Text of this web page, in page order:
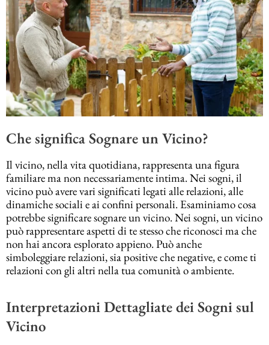
Che significa Sognare un Vicino?
Il vicino, nella vita quotidiana, rappresenta una figura
familiare ma non necessariamente intima. Nei sogni, il
vicino può avere vari significati legati alle relazioni, alle
dinamiche sociali e ai confini personali. Esaminiamo cosa
potrebbe significare sognare un vicino. Nei sogni, un vicino
può rappresentare aspetti di te stesso che riconosci ma che
non hai ancora esplorato appieno. Può anche
simboleggiare relazioni, sia positive che negative, e come ti
relazioni con gli altri nella tua comunità o ambiente.
Interpretazioni Dettagliate dei Sogni sul
Vicino